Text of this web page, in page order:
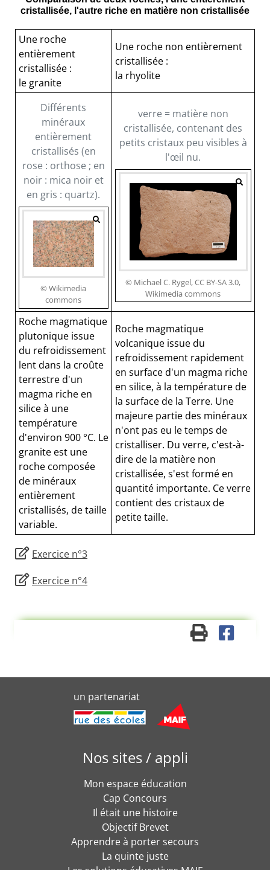
cristallisée, l'autre riche en matière non cristallisée
Une roche
entièrement
cristallisée :
le granite
Une roche non entièrement
cristallisée :
la rhyolite
Différents
minéraux
entièrement
cristallisés (en
rose : orthose ; en
noir : mica noir et
en gris : quartz).
© Wikimedia
commons
verre = matière non
cristallisée, contenant des
petits cristaux peu visibles à
l'œil nu.
© Michael C. Rygel, CC BY-SA 3.0,
Wikimedia commons
Roche magmatique
plutonique issue
du refroidissement
lent dans la croûte
terrestre d'un
magma riche en
silice à une
température
d'environ 900 °C. Le
granite est une
roche composée
de minéraux
entièrement
cristallisés, de taille
variable.
Roche magmatique
volcanique issue du
refroidissement rapidement
en surface d'un magma riche
en silice, à la température de
la surface de la Terre. Une
majeure partie des minéraux
n'ont pas eu le temps de
cristalliser. Du verre, c'est-à-
dire de la matière non
cristallisée, s'est formé en
quantité importante. Ce verre
contient des cristaux de
petite taille.
Exercice n°3
Exercice n°4
un partenariat
Nos sites / appli
Mon espace éducation
Cap Concours
Il était une histoire
Objectif Brevet
Apprendre à porter secours
La quinte juste